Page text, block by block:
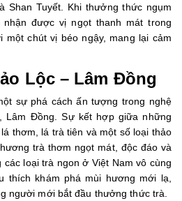
Shan Tuyết. Khi thưởng thức ngụm
được vị ngọt thanh mát trong
một chút vị béo ngậy, mang lại cảm
Lộc – Lâm Đồng
sự phá cách ấn tượng trong nghệ
Lâm Đồng. Sự kết hợp giữa những
thơm, lá trà tiên và một số loại thảo
trà thơm ngọt mát, độc đáo và
loại trà ngon ở Việt Nam vô cùng
thích khám phá mùi hương mới lạ,
người mới bắt đầu thưởng thức trà.